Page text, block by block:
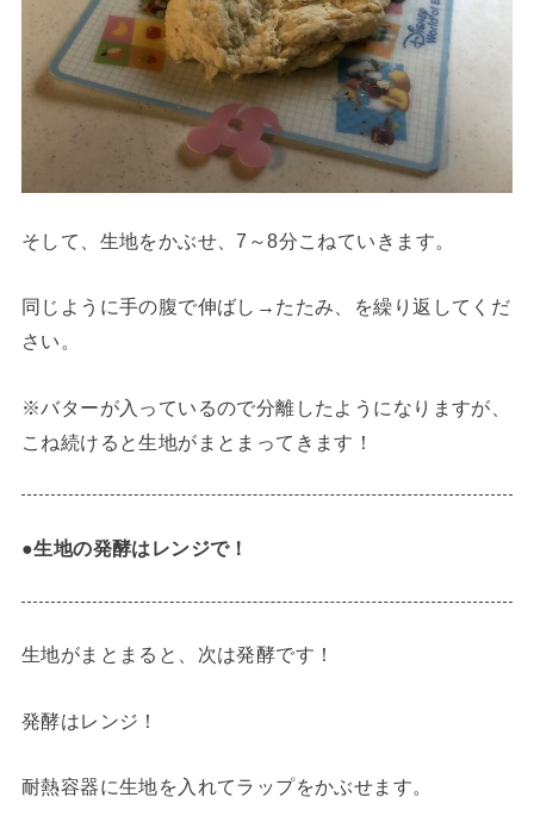
そして、生地をかぶせ、7～8分こねていきます。
同じように手の腹で伸ばし→たたみ、を繰り返してくだ
さい。
※バターが入っているので分離したようになりますが、
こね続けると生地がまとまってきます！
●生地の発酵はレンジで！
生地がまとまると、次は発酵です！
発酵はレンジ！
耐熱容器に生地を入れてラップをかぶせます。